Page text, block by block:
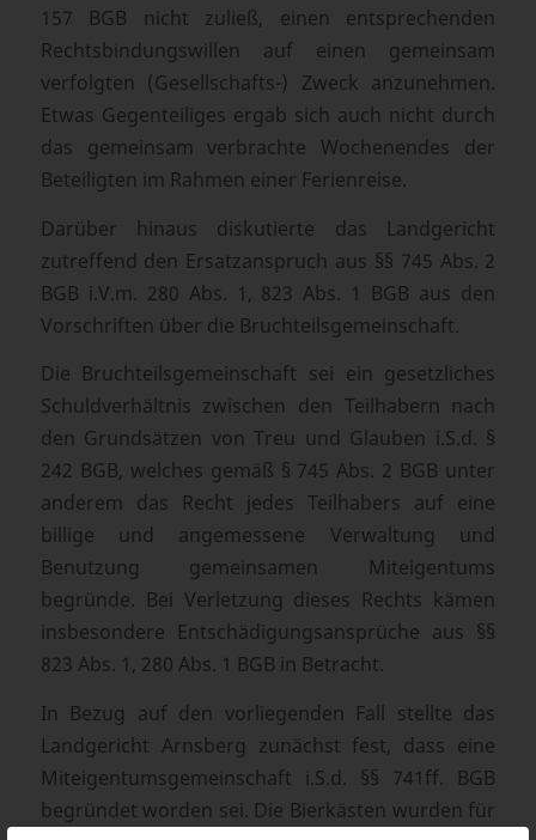
157 BGB nicht zuließ, einen entsprechenden
Rechtsbindungswillen auf einen gemeinsam
verfolgten (Gesellschafts-) Zweck anzunehmen.
Etwas Gegenteiliges ergab sich auch nicht durch
das gemeinsam verbrachte Wochenendes der
Beteiligten im Rahmen einer Ferienreise.
Darüber hinaus diskutierte das Landgericht
zutreffend den Ersatzanspruch aus §§ 745 Abs. 2
BGB i.V.m. 280 Abs. 1, 823 Abs. 1 BGB aus den
Vorschriften über die Bruchteilsgemeinschaft.
Die Bruchteilsgemeinschaft sei ein gesetzliches
Schuldverhältnis zwischen den Teilhabern nach
den Grundsätzen von Treu und Glauben i.S.d. §
242 BGB, welches gemäß § 745 Abs. 2 BGB unter
anderem das Recht jedes Teilhabers auf eine
billige und angemessene Verwaltung und
Benutzung gemeinsamen Miteigentums
begründe. Bei Verletzung dieses Rechts kämen
insbesondere Entschädigungsansprüche aus §§
823 Abs. 1, 280 Abs. 1 BGB in Betracht.
In Bezug auf den vorliegenden Fall stellte das
Landgericht Arnsberg zunächst fest, dass eine
Miteigentumsgemeinschaft i.S.d. §§ 741ff. BGB
begründet worden sei. Die Bierkästen wurden für